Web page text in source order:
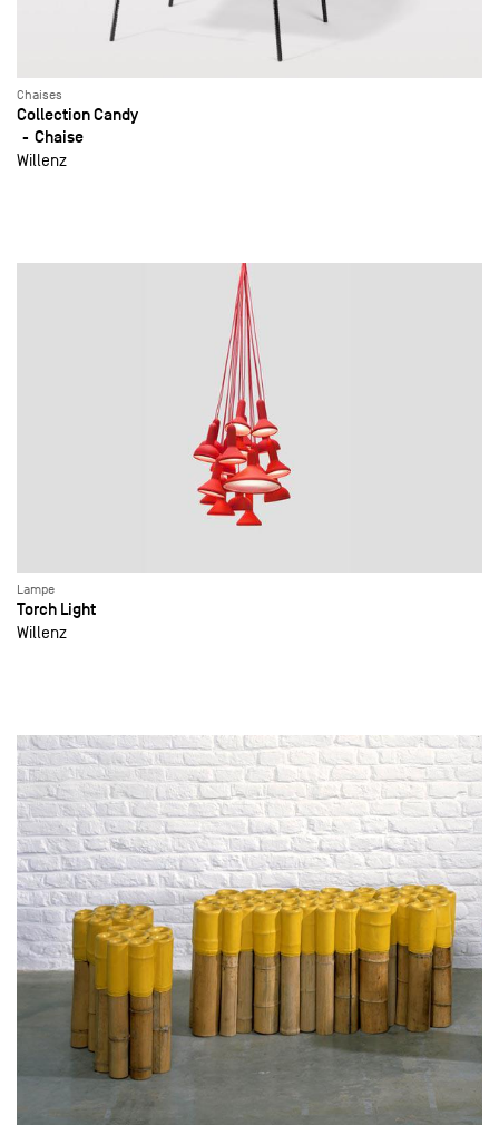
Chaises
Collection Candy
Chaise
Willenz
Lampe
Torch Light
Willenz